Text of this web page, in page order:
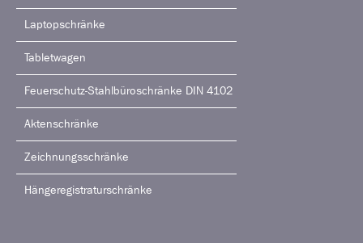
Laptopschränke
Tabletwagen
Feuerschutz-Stahlbüroschränke DIN 4102
Aktenschränke
Zeichnungsschränke
Hängeregistraturschränke